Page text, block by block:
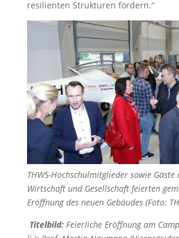
resilienten Strukturen fördern.“
THWS-Hochschulmitglieder sowie Gäste
Wirtschaft und Gesellschaft feierten
Eröffnung des neuen Gebäudes (Foto:
Titelbild: Feierliche Eröffnung am